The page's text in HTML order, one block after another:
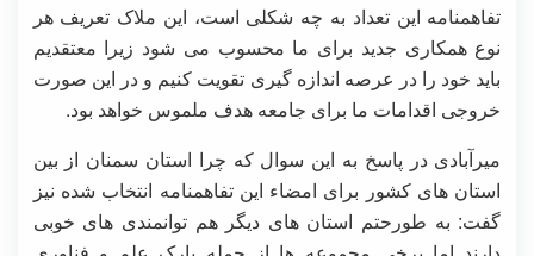
تفاهمنامه این تعداد به چه شکلی است، این ملاک تعریف هر
نوع همکاری جدید برای ما محسوب می شود زیرا معتقدیم
باید خود را در عرصه اندازه گیری تقویت کنیم و در این صورت
خروجی اقدامات ما برای جامعه هدف ملموس خواهد بود.
میرآبادی در پاسخ به این سوال که چرا استان سمنان از بین
استان های کشور برای امضاء این تفاهمنامه انتخاب شده نیز
گفت: به طورحتم استان های دیگر هم توانمندی های خوبی